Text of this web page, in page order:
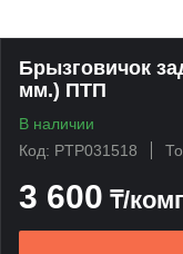
Брызговичок
мм.) ПТП
В наличии
Код: PTP031518
3 600 ₸/